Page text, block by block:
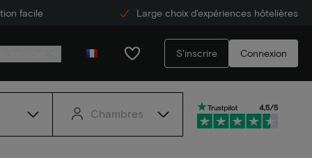
facile Large choix d'expériences hôtelières
S'inscrire Connexion
Chambres